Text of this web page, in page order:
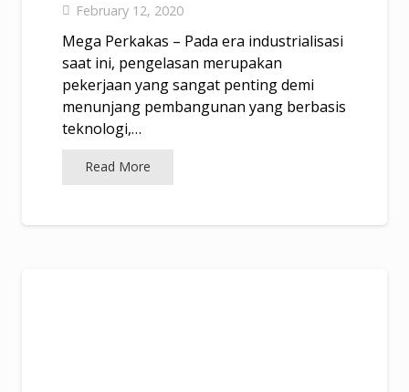
February 12, 2020
Mega Perkakas – Pada era industrialisasi
saat ini, pengelasan merupakan
pekerjaan yang sangat penting demi
menunjang pembangunan yang berbasis
teknologi,…
Read More